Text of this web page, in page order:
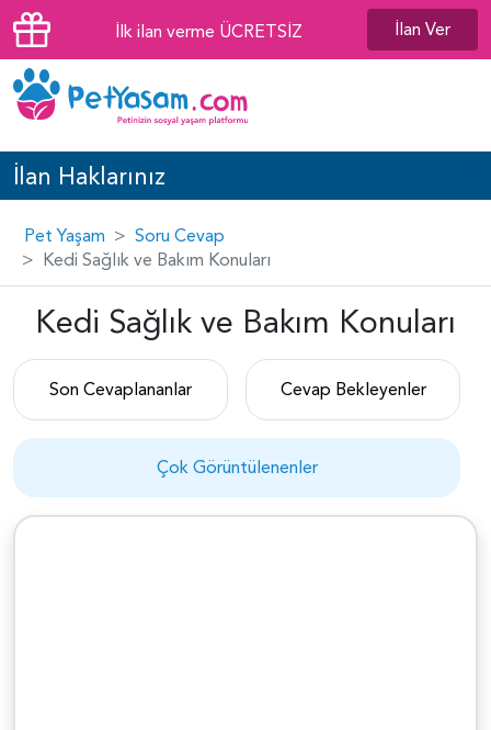
İlk ilan verme ÜCRETSİZ İlan Ver
İlan Haklarınız
Pet Yaşam
Soru Cevap
Kedi Sağlık ve Bakım Konuları
Kedi Sağlık ve Bakım Konuları
Son Cevaplananlar Cevap Bekleyenler
Çok Görüntülenenler